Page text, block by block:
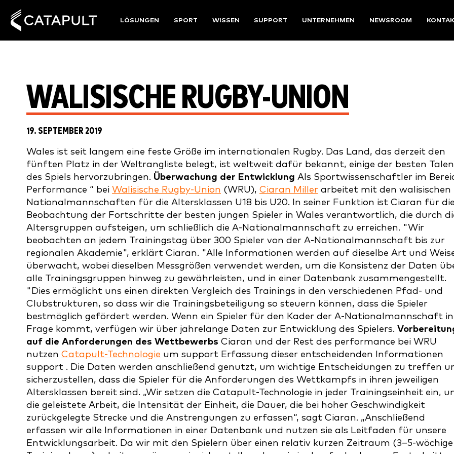
LÖSUNGEN SPORT WISSEN SUPPORT UNTERNEHMEN NEWSROOM
WALISISCHE RUGBY-UNION
19. SEPTEMBER 2019
Wales ist seit langem eine feste Größe im internationalen Rugby. Das Land, das derzeit den
fünften Platz in der Weltrangliste belegt, ist weltweit dafür bekannt, einige der besten
des Spiels hervorzubringen. Überwachung der Entwicklung Als Sportwissenschaftler im
Performance “ bei Walisische Rugby-Union (WRU), Ciaran Miller arbeitet mit den walisischen
Nationalmannschaften für die Altersklassen U18 bis U20. In seiner Funktion ist Ciaran für die
Beobachtung der Fortschritte der besten jungen Spieler in Wales verantwortlich, die durch
Altersgruppen aufsteigen, um schließlich die A-Nationalmannschaft zu erreichen. "Wir
beobachten an jedem Trainingstag über 300 Spieler von der A-Nationalmannschaft bis zur
regionalen Akademie", erklärt Ciaran. "Alle Informationen werden auf dieselbe Art und
überwacht, wobei dieselben Messgrößen verwendet werden, um die Konsistenz der Daten
alle Trainingsgruppen hinweg zu gewährleisten, und in einer Datenbank zusammengestellt.
"Dies ermöglicht uns einen direkten Vergleich des Trainings in den verschiedenen Pfad- und
Clubstrukturen, so dass wir die Trainingsbeteiligung so steuern können, dass die Spieler
bestmöglich gefördert werden. Wenn ein Spieler für den Kader der A-Nationalmannschaft in
Frage kommt, verfügen wir über jahrelange Daten zur Entwicklung des Spielers.
auf die Anforderungen des Wettbewerbs Ciaran und der Rest des performance bei WRU
nutzen Catapult-Technologie um support Erfassung dieser entscheidenden Informationen
support . Die Daten werden anschließend genutzt, um wichtige Entscheidungen zu treffen
sicherzustellen, dass die Spieler für die Anforderungen des Wettkampfs in ihren jeweiligen
Altersklassen bereit sind. „Wir setzen die Catapult-Technologie in jeder Trainingseinheit ein,
die geleistete Arbeit, die Intensität der Einheit, die Dauer, die bei hoher Geschwindigkeit
zurückgelegte Strecke und die Anstrengungen zu erfassen“, sagt Ciaran. „Anschließend
erfassen wir alle Informationen in einer Datenbank und nutzen sie als Leitfaden für unsere
Entwicklungsarbeit. Da wir mit den Spielern über einen relativ kurzen Zeitraum (3–5-wöchige